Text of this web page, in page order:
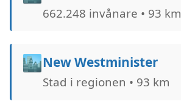
662.248 invånare • 93 km
🏙️New Westminister
Stad i regionen • 93 km